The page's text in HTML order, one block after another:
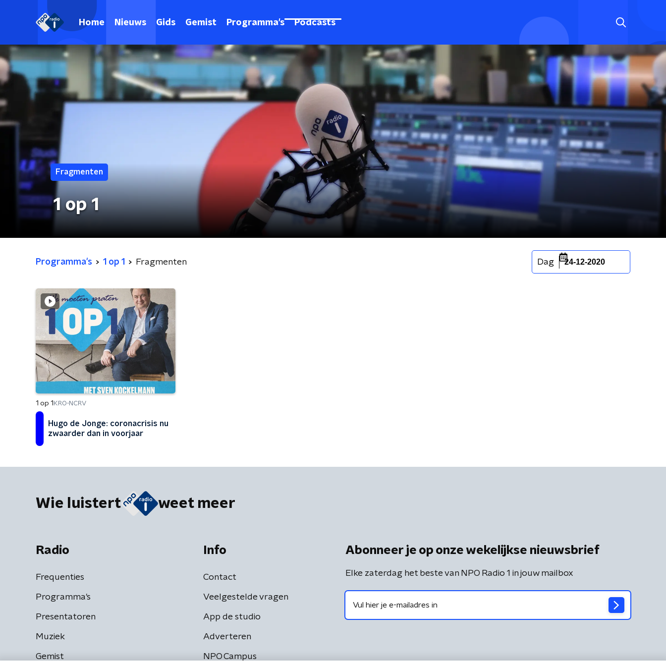
Home Nieuws Gids Gemist Programma's Podcasts
Fragmenten
1 op 1
Programma's 1 op 1 Fragmenten Dag 24-12-2020
1 op 1 KRO-NCRV
Hugo de Jonge: coronacrisis nu
zwaarder dan in voorjaar
Wie luistert weet meer
Radio
Frequenties
Programma's
Presentatoren
Muziek
Gemist
Info
Contact
Veelgestelde vragen
App de studio
Adverteren
NPO Campus
Abonneer je op onze wekelijkse nieuwsbrief
Elke zaterdag het beste van NPO Radio 1 in jouw mailbox